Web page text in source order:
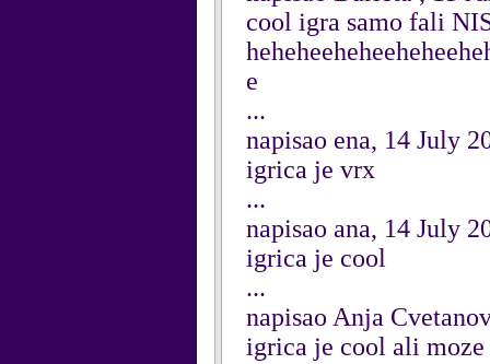
cool igra samo fali
e
...
napisao ena, 14 July
igrica je vrx
...
napisao ana, 14 July
igrica je cool
...
napisao Anja
igrica je cool ali